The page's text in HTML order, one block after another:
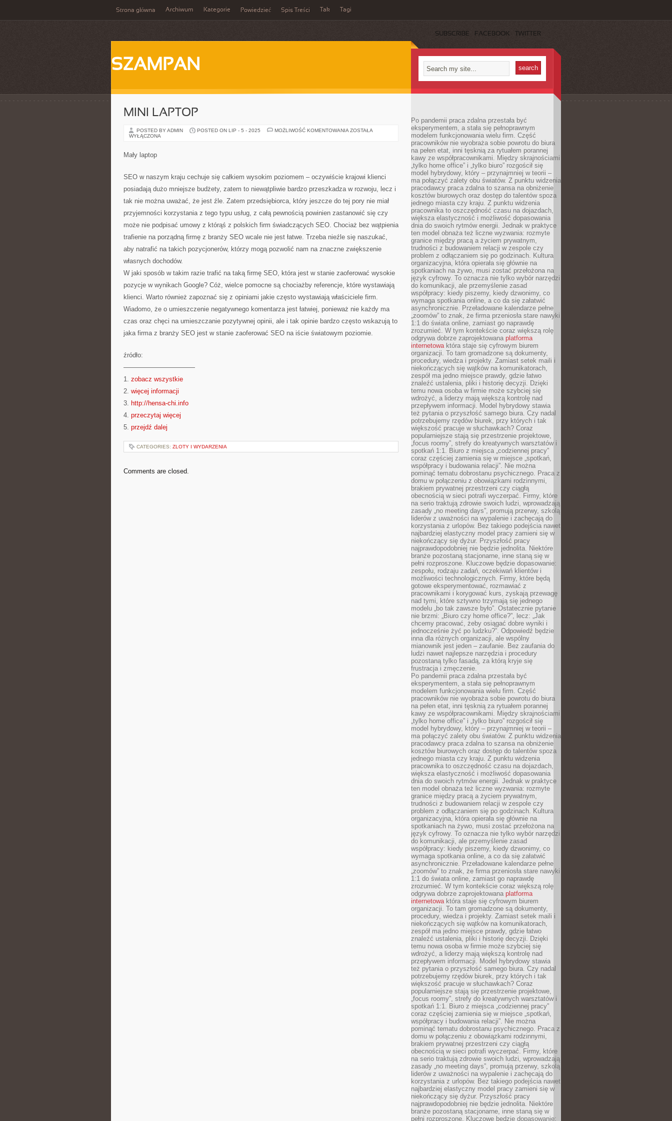
Strona główna Archiwum Kategorie Powiedzieć Spis Treści Tak Tagi
SUBSCRIBE FACEBOOK TWITTER
SZAMPAN
MINI LAPTOP
POSTED BY ADMIN POSTED ON LIP - 5 - 2025 MOŻLIWOŚĆ KOMENTOWANIA MINI
ZOSTAŁA
WYŁĄCZONA
Mały laptop
SEO w naszym kraju cechuje się całkiem wysokim poziomem – oczywiście krajowi klienci
posiadają dużo mniejsze budżety, zatem to niewątpliwie bardzo przeszkadza w rozwoju, lecz i
tak nie można uważać, że jest źle. Zatem przedsiębiorca, który jeszcze do tej pory nie miał
przyjemności korzystania z tego typu usług, z całą pewnością powinien zastanowić się czy
może nie podpisać umowy z którąś z polskich firm świadczących SEO. Chociaż bez wątpienia
trafienie na porządną firmę z branży SEO wcale nie jest łatwe. Trzeba nieźle się naszukać,
aby natrafić na takich pozycjonerów, którzy mogą pozwolić nam na znaczne zwiększenie
własnych dochodów.
W jaki sposób w takim razie trafić na taką firmę SEO, która jest w stanie zaoferować wysokie
pozycje w wynikach Google? Cóż, wielce pomocne są chociażby referencje, które wystawiają
klienci. Warto również zapoznać się z opiniami jakie często wystawiają właściciele firm.
Wiadomo, że o umieszczenie negatywnego komentarza jest łatwiej, ponieważ nie każdy ma
czas oraz chęci na umieszczanie pozytywnej opinii, ale i tak opinie bardzo często wskazują to
jaka firma z branży SEO jest w stanie zaoferować SEO na iście światowym poziomie.
źródło:
———————————
1. zobacz wszystkie
2. więcej informacji
3. http://hensa-chi.info
4. przeczytaj więcej
5. przejdź dalej
CATEGORIES: ZLOTY I WYDARZENIA
Comments are closed.
Po pandemii praca zdalna przestała być
eksperymentem, a stała się pełnoprawnym
modelem funkcjonowania wielu firm. Część
pracowników nie wyobraża sobie powrotu do biura
na pełen etat, inni tęsknią za rytuałem porannej
kawy ze współpracownikami. Między skrajnościami
„tylko home office” i „tylko biuro” rozgościł się
model hybrydowy, który – przynajmniej w teorii –
ma połączyć zalety obu światów. Z punktu widzenia
pracodawcy praca zdalna to szansa na obniżenie
kosztów biurowych oraz dostęp do talentów spoza
jednego miasta czy kraju. Z punktu widzenia
pracownika to oszczędność czasu na dojazdach,
większa elastyczność i możliwość dopasowania
dnia do swoich rytmów energii. Jednak w praktyce
ten model obnaża też liczne wyzwania: rozmyte
granice między pracą a życiem prywatnym,
trudności z budowaniem relacji w zespole czy
problem z odłączaniem się po godzinach. Kultura
organizacyjna, która opierała się głównie na
spotkaniach na żywo, musi zostać przełożona na
język cyfrowy. To oznacza nie tylko wybór narzędzi
do komunikacji, ale przemyślenie zasad
współpracy: kiedy piszemy, kiedy dzwonimy, co
wymaga spotkania online, a co da się załatwić
asynchronicznie. Przeładowane kalendarze pełne
„zoomów” to znak, że firma przeniosła stare nawyki
1:1 do świata online, zamiast go naprawdę
zrozumieć. W tym kontekście coraz większą rolę
odgrywa dobrze zaprojektowana platforma
internetowaktóra staje się cyfrowym biurem
organizacji. To tam gromadzone są dokumenty,
procedury, wiedza i projekty. Zamiast setek maili i
niekończących się wątków na komunikatorach,
zespół ma jedno miejsce prawdy, gdzie łatwo
znaleźć ustalenia, pliki i historię decyzji. Dzięki
temu nowa osoba w firmie może szybciej się
wdrożyć, a liderzy mają większą kontrolę nad
przepływem informacji. Model hybrydowy stawia
też pytania o przyszłość samego biura. Czy nadal
potrzebujemy rzędów biurek, przy których i tak
większość pracuje w słuchawkach? Coraz
popularniejsze stają się przestrzenie projektowe,
„focus roomy”, strefy do kreatywnych warsztatów i
spotkań 1:1. Biuro z miejsca „codziennej pracy”
coraz częściej zamienia się w miejsce „spotkań,
współpracy i budowania relacji”. Nie można
pominąć tematu dobrostanu psychicznego. Praca z
domu w połączeniu z obowiązkami rodzinnymi,
brakiem prywatnej przestrzeni czy ciągłą
obecnością w sieci potrafi wyczerpać. Firmy, które
na serio traktują zdrowie swoich ludzi, wprowadzają
zasady „no meeting days”, promują przerwy, szkolą
liderów z uważności na wypalenie i zachęcają do
korzystania z urlopów. Bez takiego podejścia nawet
najbardziej elastyczny model pracy zamieni się w
niekończący się dyżur. Przyszłość pracy
najprawdopodobniej nie będzie jednolita. Niektóre
branże pozostaną stacjonarne, inne staną się w
pełni rozproszone. Kluczowe będzie dopasowanie:
zespołu, rodzaju zadań, oczekiwań klientów i
możliwości technologicznych. Firmy, które będą
gotowe eksperymentować, rozmawiać z
pracownikami i korygować kurs, zyskają przewagę
nad tymi, które sztywno trzymają się jednego
modelu „bo tak zawsze było”. Ostatecznie pytanie
nie brzmi: „Biuro czy home office?”, lecz: „Jak
chcemy pracować, żeby osiągać dobre wyniki i
jednocześnie żyć po ludzku?”. Odpowiedź będzie
inna dla różnych organizacji, ale wspólny
mianownik jest jeden – zaufanie. Bez zaufania do
ludzi nawet najlepsze narzędzia i procedury
pozostaną tylko fasadą, za którą kryje się
frustracja i zmęczenie.
Po pandemii praca zdalna przestała być
eksperymentem, a stała się pełnoprawnym
modelem funkcjonowania wielu firm. Część
pracowników nie wyobraża sobie powrotu do biura
na pełen etat, inni tęsknią za rytuałem porannej
kawy ze współpracownikami. Między skrajnościami
„tylko home office” i „tylko biuro” rozgościł się
model hybrydowy, który – przynajmniej w teorii –
ma połączyć zalety obu światów. Z punktu widzenia
pracodawcy praca zdalna to szansa na obniżenie
kosztów biurowych oraz dostęp do talentów spoza
jednego miasta czy kraju. Z punktu widzenia
pracownika to oszczędność czasu na dojazdach,
większa elastyczność i możliwość dopasowania
dnia do swoich rytmów energii. Jednak w praktyce
ten model obnaża też liczne wyzwania: rozmyte
granice między pracą a życiem prywatnym,
trudności z budowaniem relacji w zespole czy
problem z odłączaniem się po godzinach. Kultura
organizacyjna, która opierała się głównie na
spotkaniach na żywo, musi zostać przełożona na
język cyfrowy. To oznacza nie tylko wybór narzędzi
do komunikacji, ale przemyślenie zasad
współpracy: kiedy piszemy, kiedy dzwonimy, co
wymaga spotkania online, a co da się załatwić
asynchronicznie. Przeładowane kalendarze pełne
„zoomów” to znak, że firma przeniosła stare nawyki
1:1 do świata online, zamiast go naprawdę
zrozumieć. W tym kontekście coraz większą rolę
odgrywa dobrze zaprojektowana platforma
internetowaktóra staje się cyfrowym biurem
organizacji. To tam gromadzone są dokumenty,
procedury, wiedza i projekty. Zamiast setek maili i
niekończących się wątków na komunikatorach,
zespół ma jedno miejsce prawdy, gdzie łatwo
znaleźć ustalenia, pliki i historię decyzji. Dzięki
temu nowa osoba w firmie może szybciej się
wdrożyć, a liderzy mają większą kontrolę nad
przepływem informacji. Model hybrydowy stawia
też pytania o przyszłość samego biura. Czy nadal
potrzebujemy rzędów biurek, przy których i tak
większość pracuje w słuchawkach? Coraz
popularniejsze stają się przestrzenie projektowe,
„focus roomy”, strefy do kreatywnych warsztatów i
spotkań 1:1. Biuro z miejsca „codziennej pracy”
coraz częściej zamienia się w miejsce „spotkań,
współpracy i budowania relacji”. Nie można
pominąć tematu dobrostanu psychicznego. Praca z
domu w połączeniu z obowiązkami rodzinnymi,
brakiem prywatnej przestrzeni czy ciągłą
obecnością w sieci potrafi wyczerpać. Firmy, które
na serio traktują zdrowie swoich ludzi, wprowadzają
zasady „no meeting days”, promują przerwy, szkolą
liderów z uważności na wypalenie i zachęcają do
korzystania z urlopów. Bez takiego podejścia nawet
najbardziej elastyczny model pracy zamieni się w
niekończący się dyżur. Przyszłość pracy
najprawdopodobniej nie będzie jednolita. Niektóre
branże pozostaną stacjonarne, inne staną się w
pełni rozproszone. Kluczowe będzie dopasowanie: